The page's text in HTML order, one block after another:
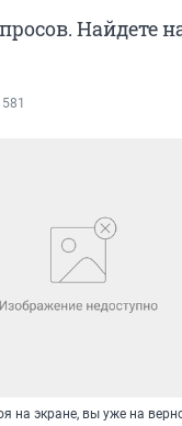
Найдете
581
на экране, вы уже на